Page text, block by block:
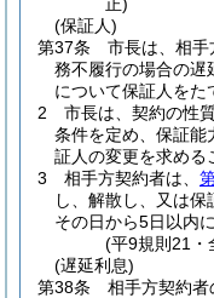
(保証人)
第37条
市長は、相
務不履行の場合の遅
について保証人をた
2
市長は、契約の性
条件を定め、保証能
証人の変更を求める
3
相手方契約者は、
し、解散し、又は保
その日から5日以内
(平9規則21・
(遅延利息)
第38条
相手方契約者